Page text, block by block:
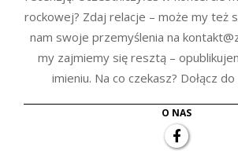
rockowej? Zdaj relacje – może my też
nam swoje przemyślenia na
my zajmiemy się resztą –
imieniu. Na co czekasz? Dołącz
O NAS